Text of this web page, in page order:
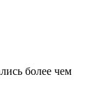
более чем